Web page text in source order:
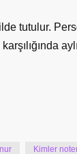
tutulur.
Kimler